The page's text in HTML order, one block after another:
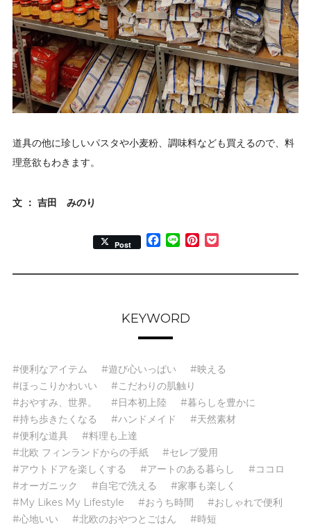
道具の他に珍しいパスタや小麦粉、調味料なども買えるので、料
理意欲もわきます。
文 ： 吉田 みのり
Post Facebook
Line Pinterest
KEYWORD
#便利なアイテム #遊び心いっぱい
#映える
#ほっこりかわいい
#こだわりの肌触り
#おやすみ、世界。
#日本初上陸
#暮らしを豊かに
#持ち歩きたくなる
#ハンドメイド
#天然素材
#便利な道具
#料理も上達
#北欧 フィンランドからの手紙
#セレブ愛用
#アウトドアを楽しくする
#アートのある暮らし
#ココロ
#オーガニック
#自宅で洗える
#家事も楽しく
#My Likes My Lifestyle
#おうち時間
#おしゃれで便利
#心地いい
#北欧のおやつとごはん
#時短